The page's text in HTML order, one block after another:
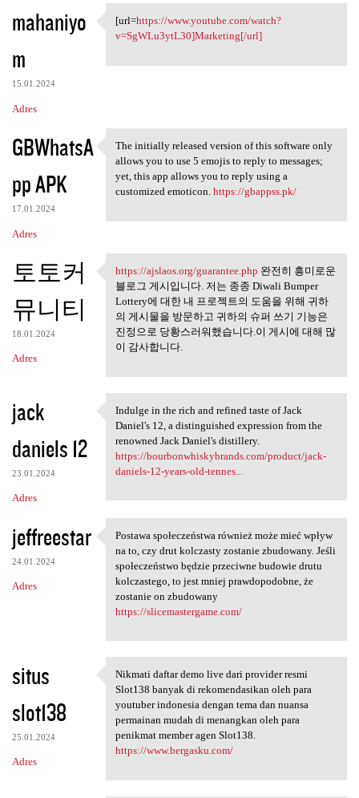
mahaniyo
m
15.01.2024
Adres
[url=https://www.youtube.com
[url=https://www.youtube.com/watch?
v=SgWLu3ytL30]Marketing[/url]
GBWhatsA
pp APK
17.01.2024
Adres
The initially released
The initially released version of this software only
allows you to use 5 emojis to reply to messages;
yet, this app allows you to reply using a
customized emoticon. https://gbappss.pk/
토토커
뮤니티
18.01.2024
Adres
https://ajslaos.org/guarantee
https://ajslaos.org/guarantee.php 완전히 흥미로운
블로그 게시입니다. 저는 종종 Diwali Bumper
Lottery에 대한 내 프로젝트의 도움을 위해 귀하
의 게시물을 방문하고 귀하의 슈퍼 쓰기 기능은
진정으로 당황스러워했습니다.이 게시에 대해 많
이 감사합니다.
jack
daniels 12
23.01.2024
Adres
Indulge in the rich and
Indulge in the rich and refined taste of Jack
Daniel's 12, a distinguished expression from the
renowned Jack Daniel's distillery.
https://bourbonwhiskybrands.com/product/jack-
daniels-12-years-old-tennes...
jeffreestar
24.01.2024
Adres
Postawa społeczeństwa również
Postawa społeczeństwa również może mieć wpływ
na to, czy drut kolczasty zostanie zbudowany. Jeśli
społeczeństwo będzie przeciwne budowie drutu
kolczastego, to jest mniej prawdopodobne, że
zostanie on zbudowany
https://slicemastergame.com/
situs
slot138
25.01.2024
Adres
Nikmati daftar demo live dari
Nikmati daftar demo live dari provider resmi
Slot138 banyak di rekomendasikan oleh para
youtuber indonesia dengan tema dan nuansa
permainan mudah di menangkan oleh para
penikmat member agen Slot138.
https://www.bergasku.com/